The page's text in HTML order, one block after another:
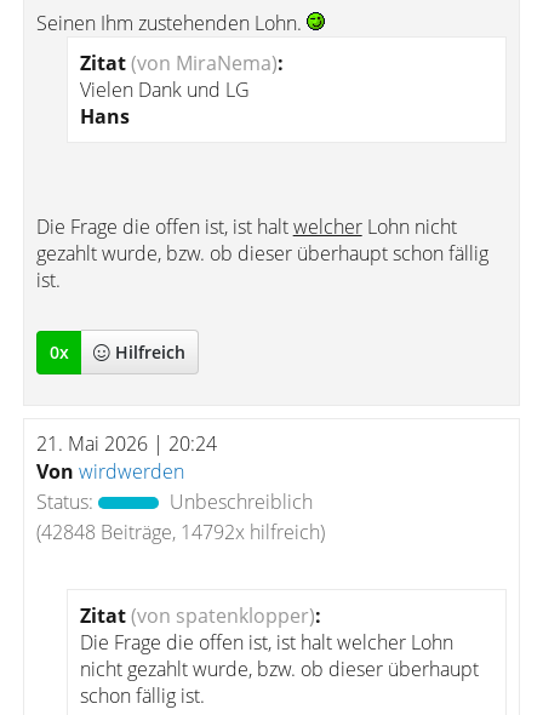
Seinen Ihm zustehenden Lohn.
Zitat(von MiraNema):
Vielen Dank und LG
Hans
Die Frage die offen ist, ist haltwelcherLohn nicht
gezahlt wurde, bzw. ob dieser überhaupt schon fällig
ist.
0x Hilfreich
21. Mai 2026 | 20:24
Von wirdwerden
Status:
Unbeschreiblich
(42848 Beiträge, 14792x hilfreich)
Zitat(von spatenklopper):
Die Frage die offen ist, ist halt welcher Lohn
nicht gezahlt wurde, bzw. ob dieser überhaupt
schon fällig ist.